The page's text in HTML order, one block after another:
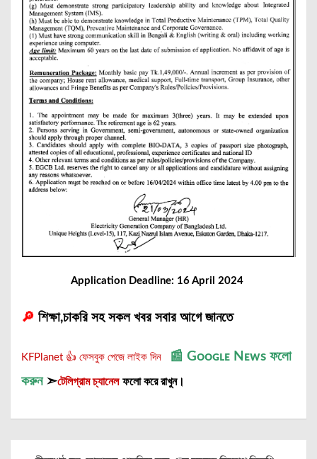
Application Deadline: 16 April 2024
🔎 শিক্ষা,চাকরি সহ সকল খবর সবার আগে জানতে
KFPlanet 👍 ফেসবুক পেজে লাইক দিন 📰 Gᴏᴏɢʟᴇ Nᴇᴡs ফলো
করুন➣টেলিগ্রাম চ্যানেল ফলো করে রাখুন।
Post